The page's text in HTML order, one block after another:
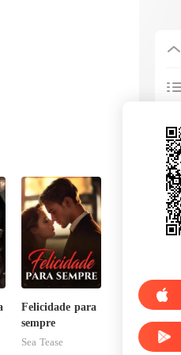
Felicidade para
sempre
Sea Tease